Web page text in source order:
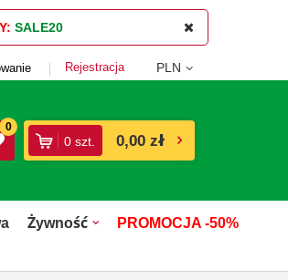
SALE20
Rejestracja PLN
0
0 szt. 0,00 zł
Żywność
PROMOCJA -50%